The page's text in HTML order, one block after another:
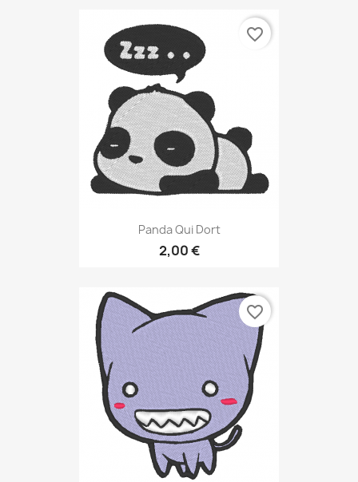
Panda Qui Dort
2,00 €
favorite_border
favorite_border